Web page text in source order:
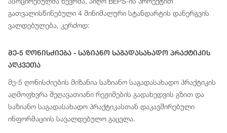
გათვალისწინებული 4 მინიმალური სტანდარტის დანერგვის
ვალდებულება, კერძოდ:
Მე-5 Ღონისძიება - Საზიანო Საგადასახადო Პრაქტიკის
Აღკვეთა
მე-5 ღონისძიების მიზანია საზიანო საგადასახადო პრაქტიკის
აღმოფხვრა შეღავათიანი რეჟიმების გადახედვის გზით და
საზიანო საგადასახადო პრაქტიკასთან დაკავშირებული
ინფორმაციის სავალდებულო გაცვლა.